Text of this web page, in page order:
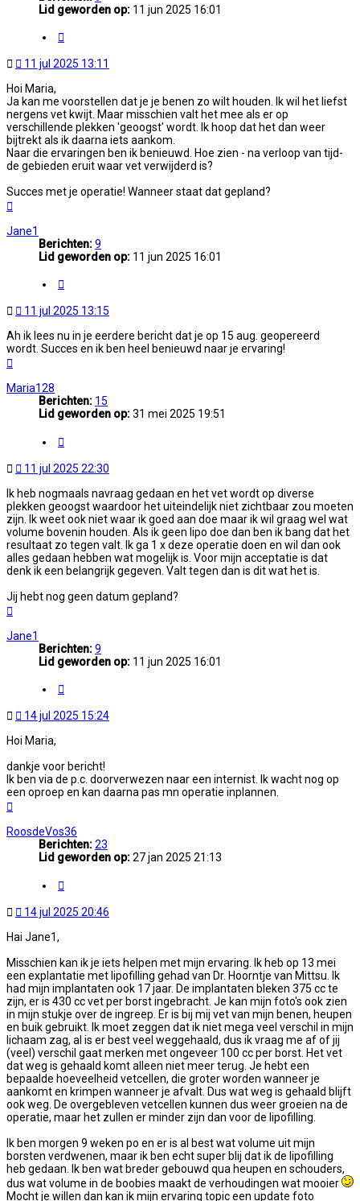
Lid geworden op: 11 jun 2025 16:01
Ongelezen
bericht
11 jul 2025 13:11
Hoi Maria,
Ja kan me voorstellen dat je je benen zo wilt houden. Ik wil het liefst
nergens vet kwijt. Maar misschien valt het mee als er op
verschillende plekken 'geoogst' wordt. Ik hoop dat het dan weer
bijtrekt als ik daarna iets aankom.
Naar die ervaringen ben ik benieuwd. Hoe zien - na verloop van tijd-
de gebieden eruit waar vet verwijderd is?
Succes met je operatie! Wanneer staat dat gepland?
Jane1
Berichten:9
Lid geworden op: 11 jun 2025 16:01
Ongelezen
bericht
11 jul 2025 13:15
Ah ik lees nu in je eerdere bericht dat je op 15 aug. geopereerd
wordt. Succes en ik ben heel benieuwd naar je ervaring!
Maria128
Berichten: 15
Lid geworden op:31 mei 2025 19:51
Ongelezen
bericht
11 jul 2025 22:30
Ik heb nogmaals navraag gedaan en het vet wordt op diverse
plekken geoogst waardoor het uiteindelijk niet zichtbaar zou moeten
zijn. Ik weet ook niet waar ik goed aan doe maar ik wil graag wel wat
volume bovenin houden. Als ik geen lipo doe dan ben ik bang dat het
resultaat zo tegen valt. Ik ga 1 x deze operatie doen en wil dan ook
alles gedaan hebben wat mogelijk is. Voor mijn acceptatie is dat
denk ik een belangrijk gegeven. Valt tegen dan is dit wat het is.
Jij hebt nog geen datum gepland?
Jane1
Berichten:9
Lid geworden op: 11 jun 2025 16:01
Ongelezen
bericht
14 jul 2025 15:24
Hoi Maria,
dankje voor bericht!
Ik ben via de p.c. doorverwezen naar een internist. Ik wacht nog op
een oproep en kan daarna pas mn operatie inplannen.
RoosdeVos36
Berichten:23
Lid geworden op:27 jan 2025 21:13
Ongelezen
bericht
14 jul 2025 20:46
Hai Jane1,
Misschien kan ik je iets helpen met mijn ervaring. Ik heb op 13 mei
een explantatie met lipofilling gehad van Dr. Hoorntje van Mittsu. Ik
had mijn implantaten ook 17 jaar. De implantaten bleken 375 cc te
zijn, er is 430 cc vet per borst ingebracht. Je kan mijn foto's ook zien
in mijn stukje over de ingreep. Er is bij mij vet van mijn benen, heupen
en buik gebruikt. Ik moet zeggen dat ik niet mega veel verschil in mijn
lichaam zag, al is er best veel weggehaald, dus ik vraag me af of jij
(veel) verschil gaat merken met ongeveer 100 cc per borst. Het vet
dat weg is gehaald komt alleen niet meer terug. Je hebt een
bepaalde hoeveelheid vetcellen, die groter worden wanneer je
aankomt en krimpen wanneer je afvalt. Dus wat weg is gehaald blijft
ook weg. De overgebleven vetcellen kunnen dus weer groeien na de
operatie, maar het zullen er minder zijn dan voor de lipofilling.
Ik ben morgen 9 weken po en er is al best wat volume uit mijn
borsten verdwenen, maar ik ben echt super blij dat ik de lipofilling
heb gedaan. Ik ben wat breder gebouwd qua heupen en schouders,
dus wat volume in de boobies maakt de verhoudingen wat mooier
Mocht je willen dan kan ik mijn ervaring topic een update foto